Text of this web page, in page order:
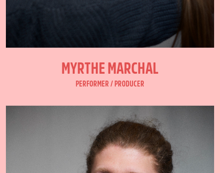
MYRTHE MARCHAL
PERFORMER / PRODUCER